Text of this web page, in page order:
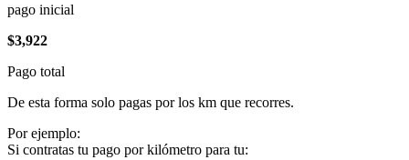
pago inicial
$3,922
Pago total
De esta forma solo pagas por los km que recorres.
Por ejemplo:
Si contratas tu pago por kilómetro para tu: